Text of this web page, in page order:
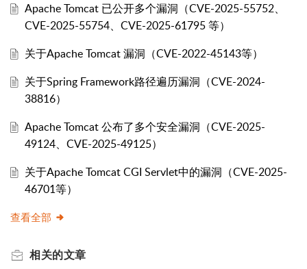
Apache Tomcat 已公开多个漏洞（CVE-2025-55752、
CVE-2025-55754、CVE-2025-61795 等）
关于Apache Tomcat 漏洞（CVE-2022-45143等）
关于Spring Framework路径遍历漏洞（CVE-2024-
38816）
Apache Tomcat 公布了多个安全漏洞（CVE-2025-
49124、CVE-2025-49125）
关于Apache Tomcat CGI Servlet中的漏洞（CVE-2025-
46701等）
查看全部
相关的文章